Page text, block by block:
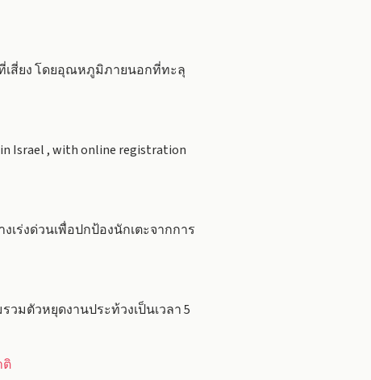
เสี่ยง โดยอุณหภูมิภายนอกที่ทะลุ
Israel , with online registration
ร่งด่วนเพื่อปกป้องนักเตะจากการ
มตัวหยุดงานประท้วงเป็นเวลา 5
ติ